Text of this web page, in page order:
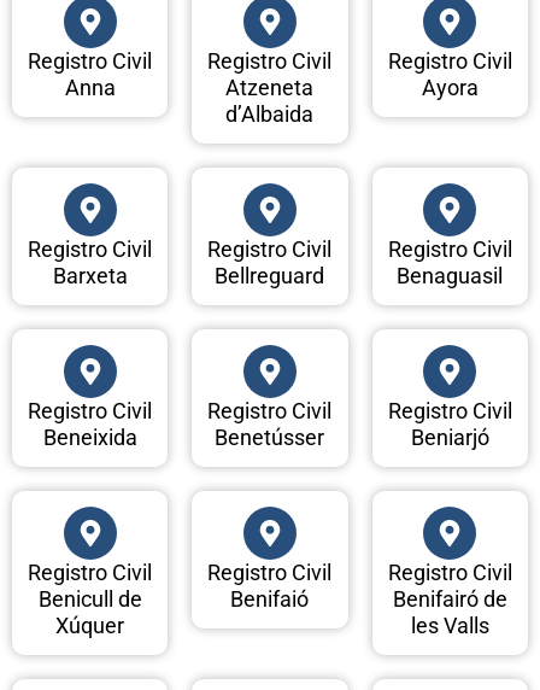
Registro Civil
Anna
Registro Civil
Atzeneta
d’Albaida
Registro Civil
Ayora
Registro Civil
Barxeta
Registro Civil
Bellreguard
Registro Civil
Benaguasil
Registro Civil
Beneixida
Registro Civil
Benetússer
Registro Civil
Beniarjó
Registro Civil
Benicull de
Xúquer
Registro Civil
Benifaió
Registro Civil
Benifairó de
les Valls